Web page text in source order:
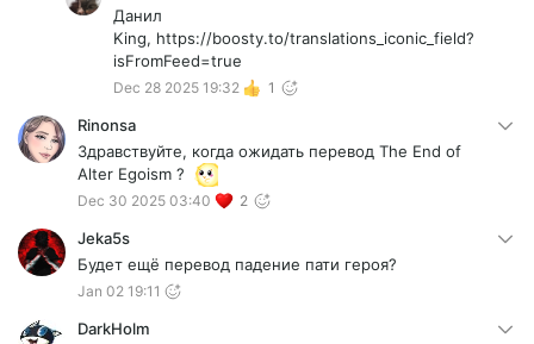
Данил
King, https://boosty.to/translations_iconic_field?
isFromFeed=true
Dec 28 2025 19:32 1
Rinonsa
Здравствуйте, когда ожидать перевод The End of
Alter Egoism ?
Dec 30 2025 03:40 2
Jeka5s
Будет ещё перевод падение пати героя?
Jan 02 19:11
DarkHolm